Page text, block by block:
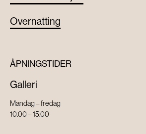
Overnatting
ÅPNINGSTIDER
Galleri
Mandag – fredag
10.00 – 15.00